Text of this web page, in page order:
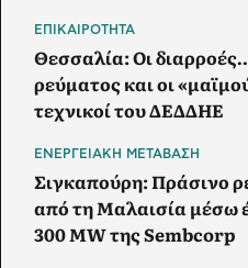
ΕΠΙΚΑΙΡΟΤΗΤΑ
Θεσσαλία: Οι
ρεύματος και οι
τεχνικοί του ΔΕΔΔΗΕ
ΕΝΕΡΓΕΙΑΚΗ ΜΕΤΑΒΑΣΗ
Σιγκαπούρη: Πράσινο
από τη Μαλαισία μέσω
300 MW της Sembcorp